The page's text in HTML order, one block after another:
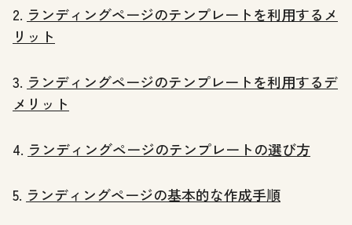
2. ランディングページのテンプレートを利用するメ
リット
3. ランディングページのテンプレートを利用するデ
メリット
4. ランディングページのテンプレートの選び方
5. ランディングページの基本的な作成手順